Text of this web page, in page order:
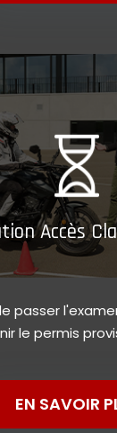
Accès
passer
le permis
EN SAVOIR